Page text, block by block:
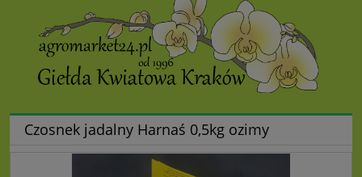
Czosnek jadalny Harnaś 0,5kg ozimy